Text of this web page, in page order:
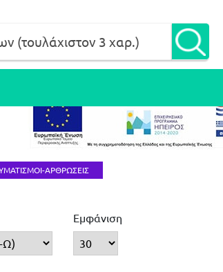
ΑΡΘΡΩΣΕΙΣ
Εμφάνιση